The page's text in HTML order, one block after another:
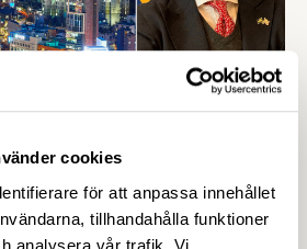
cookies
för att anpassa innehållet
tillhandahålla funktioner
analysera vår trafik. Vi
till Sveriges nya
–